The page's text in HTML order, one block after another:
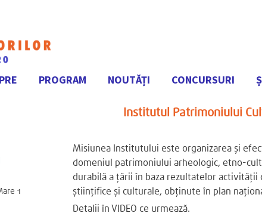
la
PROGRAM NOUTĂȚI CONCURSURI
Institutul Patrimoniului
Misiunea Institutului este organizarea şi
domeniul patrimoniului arheologic, etno-
durabilă a ţării în baza rezultatelor
ştiinţifice şi culturale, obţinute în plan
Detalii în VIDEO ce urmează.
1